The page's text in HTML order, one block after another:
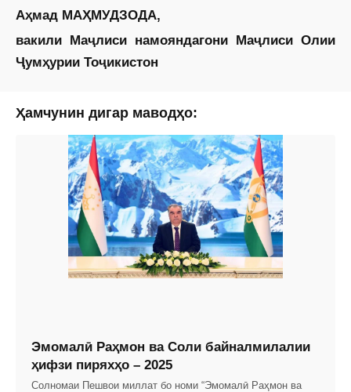
Аҳмад МАҲМУДЗОДА,
вакили Маҷлиси намояндагони Маҷлиси Олии
Ҷумҳурии Тоҷикистон
Ҳамчунин дигар маводҳо:
Эмомалӣ Раҳмон ва Соли байналмилалии
ҳифзи пиряхҳо – 2025
Солномаи Пешвои миллат бо номи “Эмомалӣ Раҳмон ва